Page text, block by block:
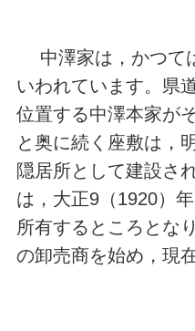
中澤家は，かつて
いわれています。県
位置する中澤本家が
と奥に続く座敷は，
隠居所として建設さ
は，大正9（1920）
所有するところとな
の卸売商を始め，現